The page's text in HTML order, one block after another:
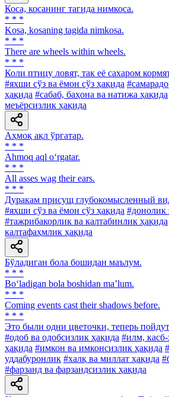
Коса, косанинг тагида нимкоса.
* * *
Kosa, kosaning tagida nimkosa.
* * *
There are wheels within wheels.
* * *
Коли птицу ловят, так её сахаром
#яхши сўз ва ёмон сўз ҳақида
ҳақида #сабаб, баҳона ва натижа ҳақида
меъёрсизлик ҳақида
Аҳмоқ ақл ўргатар.
* * *
Ahmoq aql o‘rgatar.
* * *
All asses wag their ears.
* * *
Дуракам присущ глубокомысленный
#яхши сўз ва ёмон сўз ҳақида #донолик
#тажрибакорлик ва калтабинлик ҳақида
калтафаҳмлик ҳақида
Бўладиган бола бошидан маълум.
* * *
Bo‘ladigan bola boshidan ma’lum.
* * *
Coming events cast their shadows before.
* * *
Это были одни цветочки, теперь
#одоб ва одобсизлик ҳақида #илм,
ҳақида #имкон ва имконсизлик ҳақида
уддабуронлик #халқ ва миллат ҳақида
#фарзанд ва фарзандсизлик ҳақида